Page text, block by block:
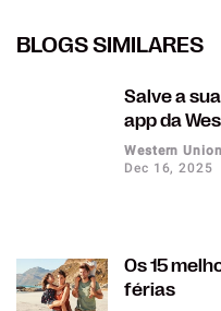
BLOGS SIMILARES
Salve a
app da
Western Union
Dec 16, 2025
Os 15
férias